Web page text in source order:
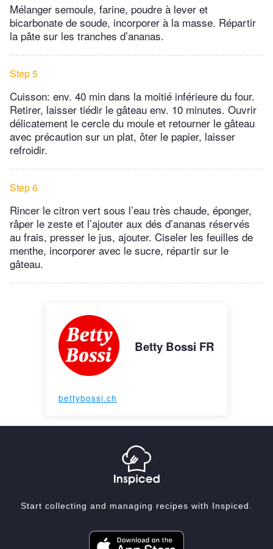
Mélanger semoule, farine, poudre à lever et
bicarbonate de soude, incorporer à la masse. Répartir
la pâte sur les tranches d’ananas.
Step 5
Cuisson: env. 40 min dans la moitié inférieure du four.
Retirer, laisser tiédir le gâteau env. 10 minutes. Ouvrir
délicatement le cercle du moule et retourner le gâteau
avec précaution sur un plat, ôter le papier, laisser
refroidir.
Step 6
Rincer le citron vert sous l’eau très chaude, éponger,
râper le zeste et l’ajouter aux dés d’ananas réservés
au frais, presser le jus, ajouter. Ciseler les feuilles de
menthe, incorporer avec le sucre, répartir sur le
gâteau.
Betty Bossi FR
bettybossi.ch
Start collecting and managing recipes with Inspiced.